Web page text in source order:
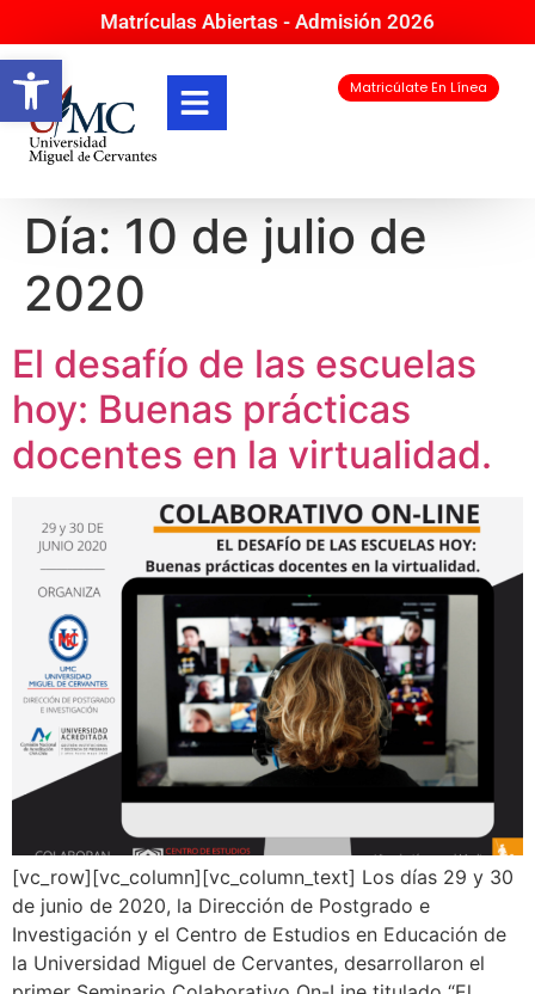
Abrir barra de herramientas
Matrículas Abiertas - Admisión 2026
Matricúlate En Línea
Día: 10 de julio de
2020
El desafío de las escuelas
hoy: Buenas prácticas
docentes en la virtualidad.
[vc_row][vc_column][vc_column_text] Los días 29 y 30
de junio de 2020, la Dirección de Postgrado e
Investigación y el Centro de Estudios en Educación de
la Universidad Miguel de Cervantes, desarrollaron el